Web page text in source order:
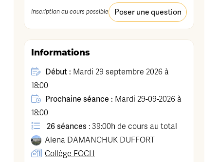
Inscription au cours possible Poser une question
Informations
Début : Mardi 29 septembre 2026 à
18:00
Prochaine séance : Mardi 29-09-2026 à
18:00
26 séances : 39:00h de cours au total
Alena DAMANCHUK DUFFORT
Collège FOCH